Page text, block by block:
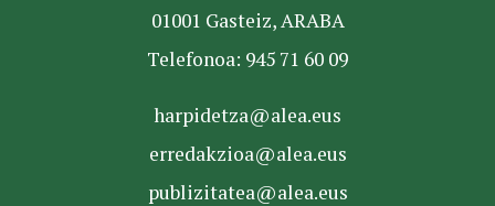
01001 Gasteiz, ARABA
Telefonoa: 945 71 60 09
harpidetza@alea.eus
erredakzioa@alea.eus
publizitatea@alea.eus